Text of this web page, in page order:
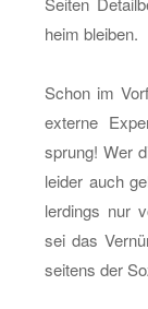
heim blei­ben.
Schon im
ex­ter­ne
sprung! Wer
lei­der auch
ler­dings nur
sei das
sei­tens der